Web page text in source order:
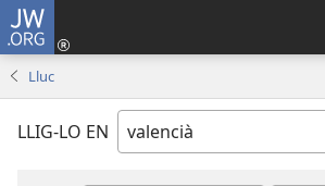
JW.ORG
Lluc
LLIG-LO EN